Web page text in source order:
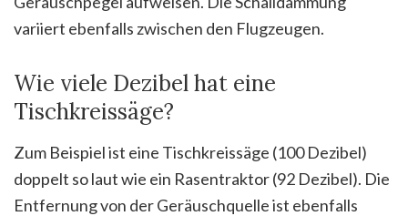
variiert ebenfalls zwischen den Flugzeugen.
Wie viele Dezibel hat eine
Tischkreissäge?
Zum Beispiel ist eine Tischkreissäge (100 Dezibel)
doppelt so laut wie ein Rasentraktor (92 Dezibel). Die
Entfernung von der Geräuschquelle ist ebenfalls